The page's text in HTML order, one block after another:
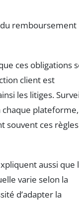
remboursement
ces obligations
client est
les litiges.
souvent ces
aussi que
varie selon la
d’adapter la